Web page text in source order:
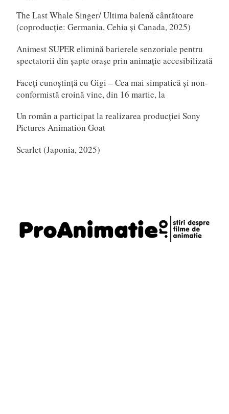
The Last Whale Singer/ Ultima balenă cântătoare
(coproducție: Germania, Cehia și Canada, 2025)
Animest SUPER elimină barierele senzoriale pentru
spectatorii din șapte orașe prin animație accesibilizată
Faceți cunoștință cu Gigi – Cea mai simpatică și non-
conformistă eroină vine, din 16 martie, la
Un român a participat la realizarea producției Sony
Pictures Animation Goat
Scarlet (Japonia, 2025)